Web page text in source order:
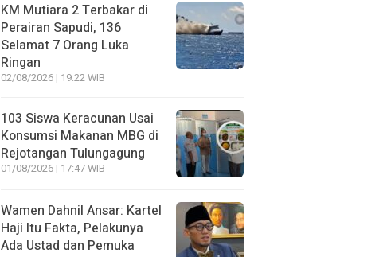
KM Mutiara 2 Terbakar di
Perairan Sapudi, 136
Selamat 7 Orang Luka
Ringan
02/08/2026 | 19:22 WIB
103 Siswa Keracunan Usai
Konsumsi Makanan MBG di
Rejotangan Tulungagung
01/08/2026 | 17:47 WIB
Wamen Dahnil Ansar: Kartel
Haji Itu Fakta, Pelakunya
Ada Ustad dan Pemuka